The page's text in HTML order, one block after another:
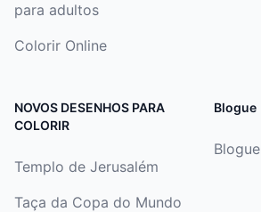
para adultos
Colorir Online
NOVOS DESENHOS PARA
COLORIR
Templo de Jerusalém
Taça da Copa do Mundo
Blogue
Blogue